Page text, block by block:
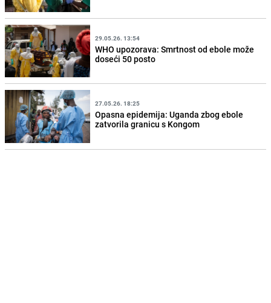
29.05.26. 13:54
WHO upozorava: Smrtnost od ebole može
doseći 50 posto
27.05.26. 18:25
Opasna epidemija: Uganda zbog ebole
zatvorila granicu s Kongom